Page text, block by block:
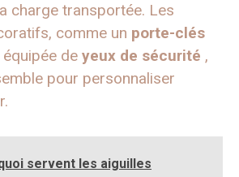
charge transportée. Les
comme un porte-clés
équipée de yeux de sécurité ,
pour personnaliser
servent les aiguilles